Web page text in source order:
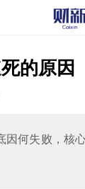
的原因
因何失败，核